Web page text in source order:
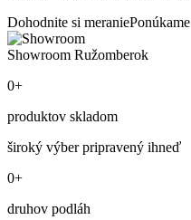
Dohodnite si meraniePonúkame
Showroom Ružomberok
0+
produktov skladom
široký výber pripravený ihneď
0+
druhov podláh